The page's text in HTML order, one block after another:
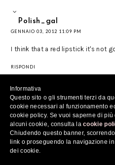
Polish_gal
GENNAIO 03, 2012 11:09 PM
I think that a red lipstick it's not
RISPONDI
pintojak
GENNAIO 03, 2012 11:14 PM
So great, nice styling. kisses mini
RISPONDI
Informativa
Questo sito o gli strumenti terzi da
cookie necessari al funzionamento
cookie policy. Se vuoi saperne di
alcuni cookie, consulta lacookie
Chiudendo questo banner,
link o proseguendo la navigazione
dei cookie.